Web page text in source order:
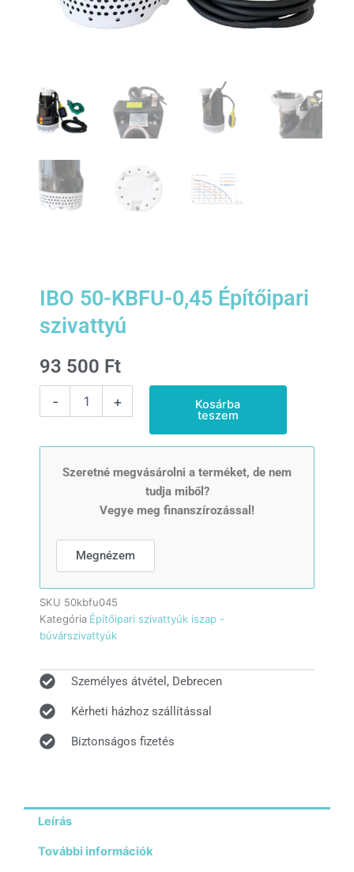
IBO 50-KBFU-0,45 Építőipari
szivattyú
93 500 Ft
-
szivattyú
+ Kosárba
teszem
Szeretné megvásárolni a terméket, de nem
tudja miből?
Vegye meg finanszírozással!
Megnézem
SKU 50kbfu045
Kategória Építőipari szivattyúk iszap -
búvárszivattyúk
Személyes átvétel, Debrecen
Kérheti házhoz szállítással
Biztonságos fizetés
Leírás
További információk